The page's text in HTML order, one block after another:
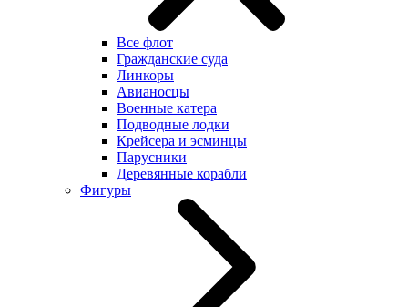
Все флот
Гражданские суда
Линкоры
Авианосцы
Военные катера
Подводные лодки
Крейсера и эсминцы
Парусники
Деревянные корабли
Фигуры